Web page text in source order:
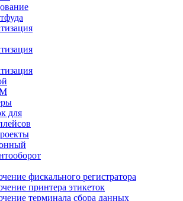
для
фискального регистратора
принтера этикеток
терминала сбора данных